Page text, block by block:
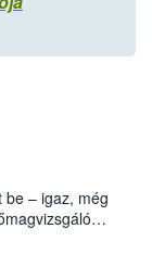
be – igaz, még
Győző által